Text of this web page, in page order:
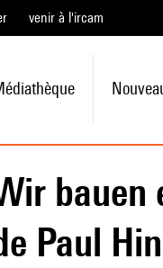
venir à l'ircam
bauen
Paul